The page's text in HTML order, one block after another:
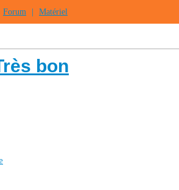
Forum Matériel
bon